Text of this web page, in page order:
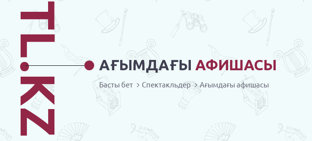
АҒЫМДАҒЫ АФИШАСЫ
TL.KZ Басты бет Спектакльдер Ағымдағы афишасы